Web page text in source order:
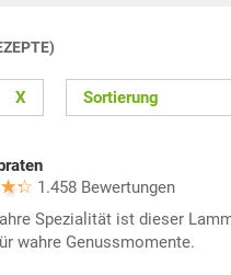
X Sortierung
1.458 Bewertungen
Spezialität ist dieser
wahre Genussmomente.